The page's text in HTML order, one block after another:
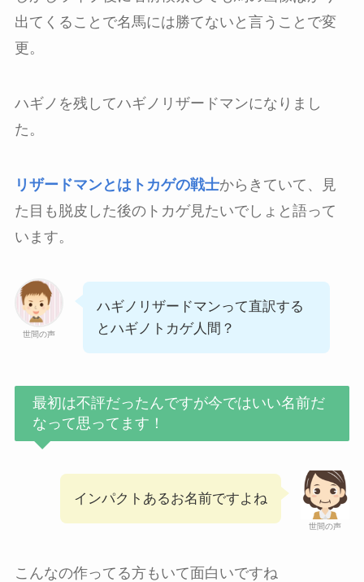
出てくることで名馬には勝てないと言うことで変
更。
ハギノを残してハギノリザードマンになりまし
た。
リザードマンとはトカゲの戦士からきていて、見
た目も脱皮した後のトカゲ見たいでしょと語って
います。
世間の声
ハギノリザードマンって直訳する
とハギノトカゲ人間？
最初は不評だったんですが今ではいい名前だ
なって思ってます！
世間の声
インパクトあるお名前ですよね
こんなの作ってる方もいて面白いですね